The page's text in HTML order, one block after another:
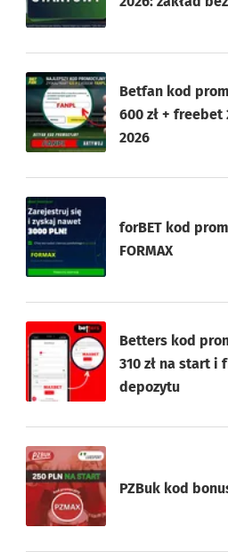
Betfan kod
600 zł + freebet
2026
forBET kod
FORMAX
Betters kod
310 zł na start i
depozytu
PZBuk kod